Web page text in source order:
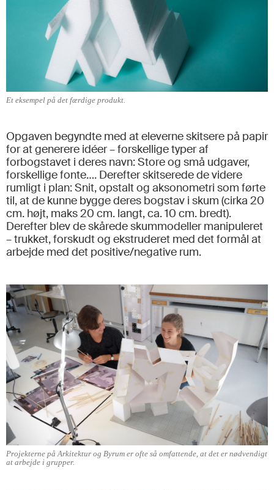
Et eksempel på det færdige produkt.
Opgaven begyndte med at eleverne skitsere på papir
for at generere idéer – forskellige typer af
forbogstavet i deres navn: Store og små udgaver,
forskellige fonte…. Derefter skitserede de videre
rumligt i plan: Snit, opstalt og aksonometri som førte
til, at de kunne bygge deres bogstav i skum (cirka 20
cm. højt, maks 20 cm. langt, ca. 10 cm. bredt).
Derefter blev de skårede skummodeller manipuleret
– trukket, forskudt og ekstruderet med det formål at
arbejde med det positive/negative rum.
Projekterne på Arkitektur og Byrum er ofte så omfattende, at det er nødvendigt
at arbejde i grupper.